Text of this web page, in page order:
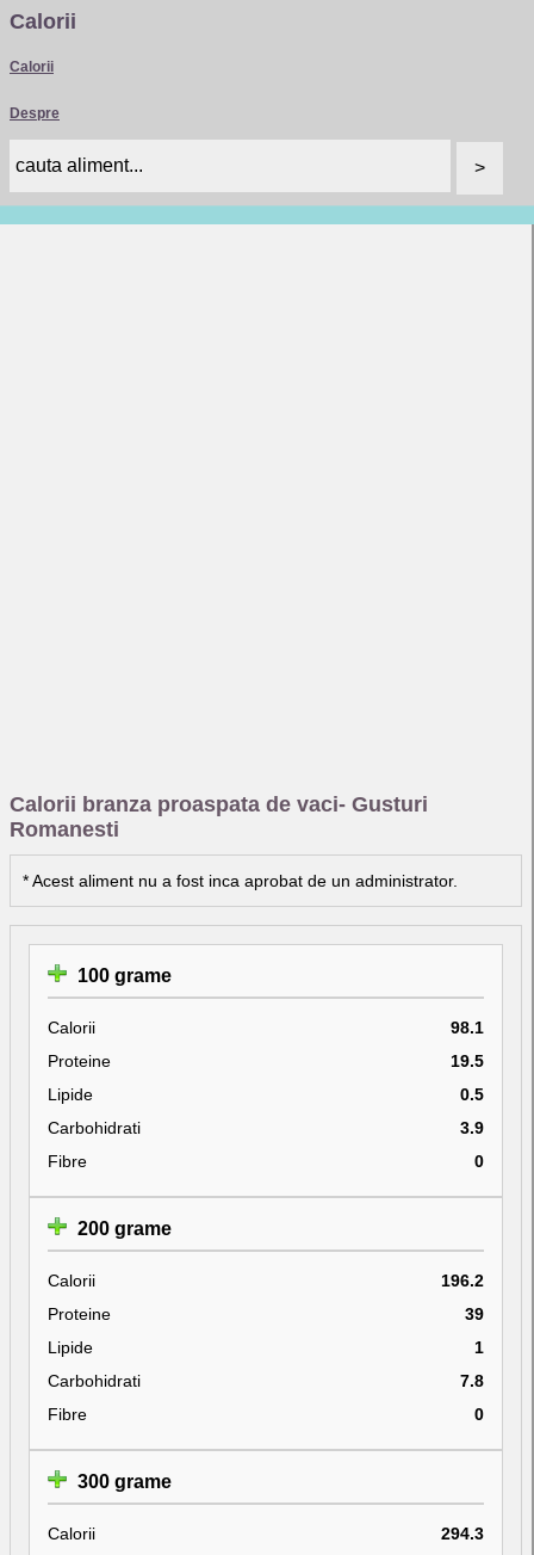
Calorii
Calorii
Despre
Calorii branza proaspata de vaci- Gusturi
Romanesti
* Acest aliment nu a fost inca aprobat de un administrator.
100 grame
Calorii
98.1
Proteine
19.5
Lipide
0.5
Carbohidrati
3.9
Fibre
0
200 grame
Calorii
196.2
Proteine
39
Lipide
1
Carbohidrati
7.8
Fibre
0
300 grame
Calorii
294.3